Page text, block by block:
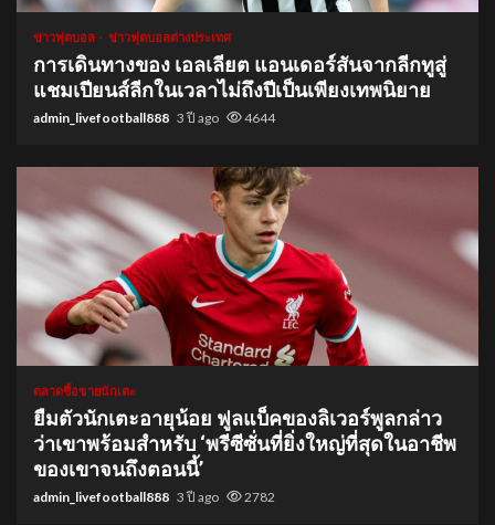
ข่าวฟุตบอล ข่าวฟุตบอลต่างประเทศ
การเดินทางของ เอลเลียต แอนเดอร์สันจากลีกทูสู่
แชมเปียนส์ลีกในเวลาไม่ถึงปีเป็นเพียงเทพนิยาย
admin_livefootball888 3 ปี ago 4644
1 min read
ตลาดซื้อขายนักเตะ
ยืมตัวนักเตะอายุน้อย ฟูลแบ็คของลิเวอร์พูลกล่าว
ว่าเขาพร้อมสำหรับ ‘พรีซีซั่นที่ยิ่งใหญ่ที่สุดในอาชีพ
ของเขาจนถึงตอนนี้’
admin_livefootball888 3 ปี ago 2782